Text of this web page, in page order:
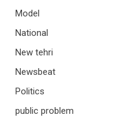
Model
National
New tehri
Newsbeat
Politics
public problem